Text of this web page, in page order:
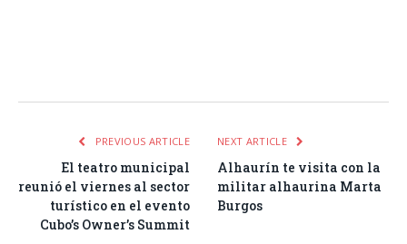
PREVIOUS ARTICLE
El teatro municipal
reunió el viernes al sector
turístico en el evento
Cubo’s Owner’s Summit
NEXT ARTICLE
Alhaurín te visita con la
militar alhaurina Marta
Burgos